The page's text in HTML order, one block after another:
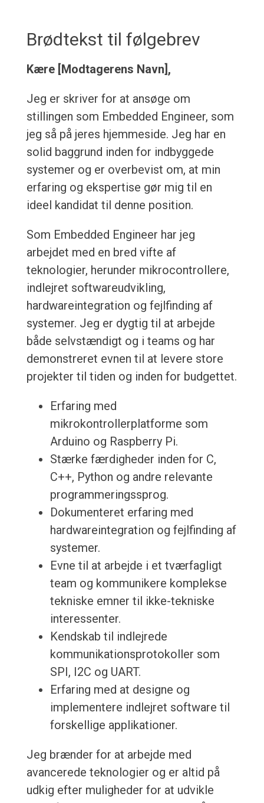
Brødtekst til følgebrev
Kære [Modtagerens Navn],
Jeg er skriver for at ansøge om
stillingen som Embedded Engineer, som
jeg så på jeres hjemmeside. Jeg har en
solid baggrund inden for indbyggede
systemer og er overbevist om, at min
erfaring og ekspertise gør mig til en
ideel kandidat til denne position.
Som Embedded Engineer har jeg
arbejdet med en bred vifte af
teknologier, herunder mikrocontrollere,
indlejret softwareudvikling,
hardwareintegration og fejlfinding af
systemer. Jeg er dygtig til at arbejde
både selvstændigt og i teams og har
demonstreret evnen til at levere store
projekter til tiden og inden for budgettet.
Erfaring med
mikrokontrollerplatforme som
Arduino og Raspberry Pi.
Stærke færdigheder inden for C,
C++, Python og andre relevante
programmeringssprog.
Dokumenteret erfaring med
hardwareintegration og fejlfinding af
systemer.
Evne til at arbejde i et tværfagligt
team og kommunikere komplekse
tekniske emner til ikke-tekniske
interessenter.
Kendskab til indlejrede
kommunikationsprotokoller som
SPI, I2C og UART.
Erfaring med at designe og
implementere indlejret software til
forskellige applikationer.
Jeg brænder for at arbejde med
avancerede teknologier og er altid på
udkig efter muligheder for at udvikle